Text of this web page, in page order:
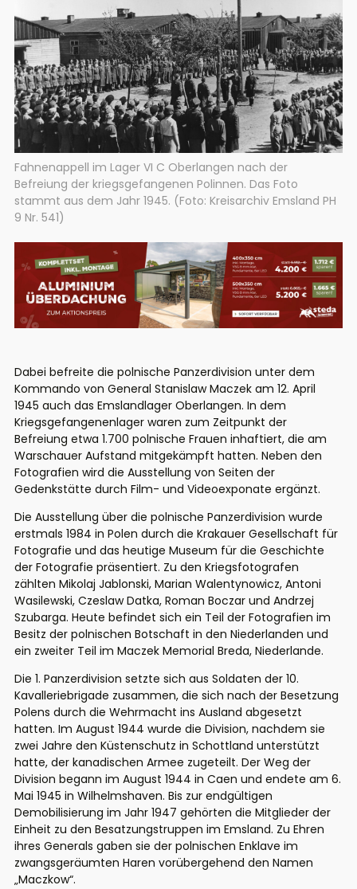
Fahnenappell im Lager VI C Oberlangen nach der
Befreiung der kriegsgefangenen Polinnen. Das Foto
stammt aus dem Jahr 1945. (Foto: Kreisarchiv Emsland PH
9 Nr. 541)
Dabei befreite die polnische Panzerdivision unter dem
Kommando von General Stanislaw Maczek am 12. April
1945 auch das Emslandlager Oberlangen. In dem
Kriegsgefangenenlager waren zum Zeitpunkt der
Befreiung etwa 1.700 polnische Frauen inhaftiert, die am
Warschauer Aufstand mitgekämpft hatten. Neben den
Fotografien wird die Ausstellung von Seiten der
Gedenkstätte durch Film- und Videoexponate ergänzt.
Die Ausstellung über die polnische Panzerdivision wurde
erstmals 1984 in Polen durch die Krakauer Gesellschaft für
Fotografie und das heutige Museum für die Geschichte
der Fotografie präsentiert. Zu den Kriegsfotografen
zählten Mikolaj Jablonski, Marian Walentynowicz, Antoni
Wasilewski, Czeslaw Datka, Roman Boczar und Andrzej
Szubarga. Heute befindet sich ein Teil der Fotografien im
Besitz der polnischen Botschaft in den Niederlanden und
ein zweiter Teil im Maczek Memorial Breda, Niederlande.
Die 1. Panzerdivision setzte sich aus Soldaten der 10.
Kavalleriebrigade zusammen, die sich nach der Besetzung
Polens durch die Wehrmacht ins Ausland abgesetzt
hatten. Im August 1944 wurde die Division, nachdem sie
zwei Jahre den Küstenschutz in Schottland unterstützt
hatte, der kanadischen Armee zugeteilt. Der Weg der
Division begann im August 1944 in Caen und endete am 6.
Mai 1945 in Wilhelmshaven. Bis zur endgültigen
Demobilisierung im Jahr 1947 gehörten die Mitglieder der
Einheit zu den Besatzungstruppen im Emsland. Zu Ehren
ihres Generals gaben sie der polnischen Enklave im
zwangsgeräumten Haren vorübergehend den Namen
„Maczkow“.